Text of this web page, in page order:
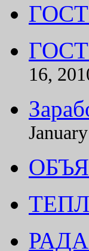
16,